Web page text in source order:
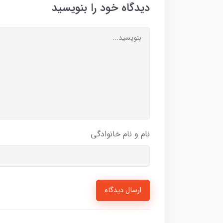
دیدگاه خود را بنویسید
نام و نام خانوادگی
ارسال دیدگاه